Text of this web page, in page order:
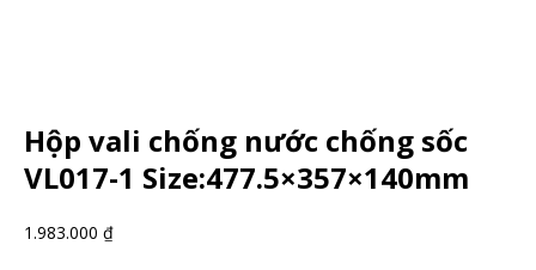
Hộp vali chống nước chống sốc
VL017-1 Size:477.5×357×140mm
1.983.000 ₫